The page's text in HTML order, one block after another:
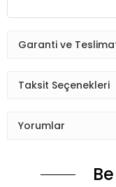
Garanti ve
Taksit Seçenekleri
Yorumlar